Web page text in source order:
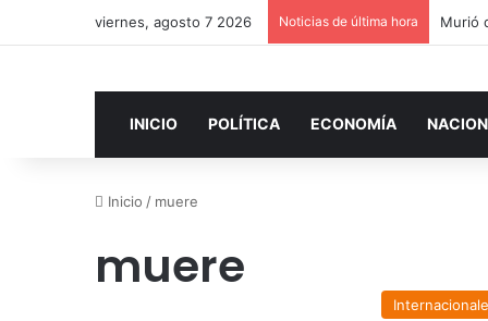
viernes, agosto 7 2026 Noticias de última hora
INICIO POLÍTICA ECONOMÍA
Inicio / muere
muere